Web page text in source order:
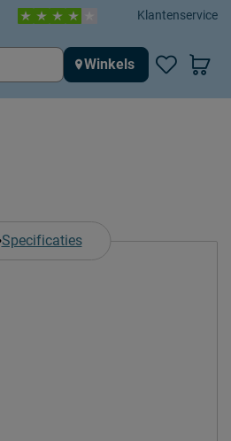
Klantenservice
Winkels
Specificaties